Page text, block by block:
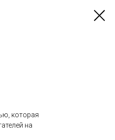
которая
на